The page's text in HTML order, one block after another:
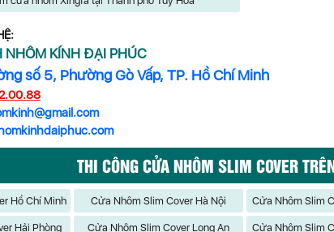
NHÔM KÍNH ĐẠI PHÚC
số 5, Phường Gò Vấp, TP. Hồ Chí Minh
THI CÔNG CỬA NHÔM SLIM COVER
Hồ Chí Minh Cửa Nhôm Slim Cover Hà Nội Cửa Nhôm Slim
Hải Phòng Cửa Nhôm Slim Cover Long An
Cửa Nhôm Slim